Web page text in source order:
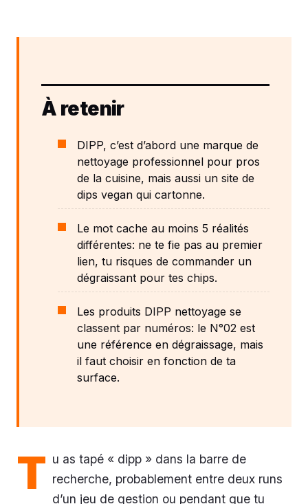
À retenir
DIPP, c’est d’abord une marque de
nettoyage professionnel pour pros
de la cuisine, mais aussi un site de
dips vegan qui cartonne.
Le mot cache au moins 5 réalités
différentes: ne te fie pas au premier
lien, tu risques de commander un
dégraissant pour tes chips.
Les produits DIPP nettoyage se
classent par numéros: le N°02 est
une référence en dégraissage, mais
il faut choisir en fonction de ta
surface.
T u as tapé « dipp » dans la barre de
recherche, probablement entre deux runs
d’un jeu de gestion ou pendant que tu